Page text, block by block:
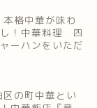
格中華が味わ
！中華料理 四
ーハンをいただ
の町中華とい